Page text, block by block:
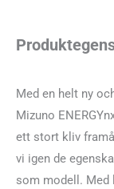
Med en helt ny
Mizuno
ett stort kliv
vi igen de
som modell. Med